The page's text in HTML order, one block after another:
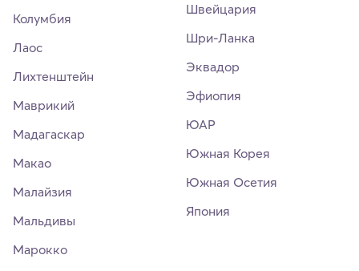
Колумбия
Лаос
Лихтенштейн
Маврикий
Мадагаскар
Макао
Малайзия
Мальдивы
Марокко
Швейцария
Шри-Ланка
Эквадор
Эфиопия
ЮАР
Южная Корея
Южная Осетия
Япония